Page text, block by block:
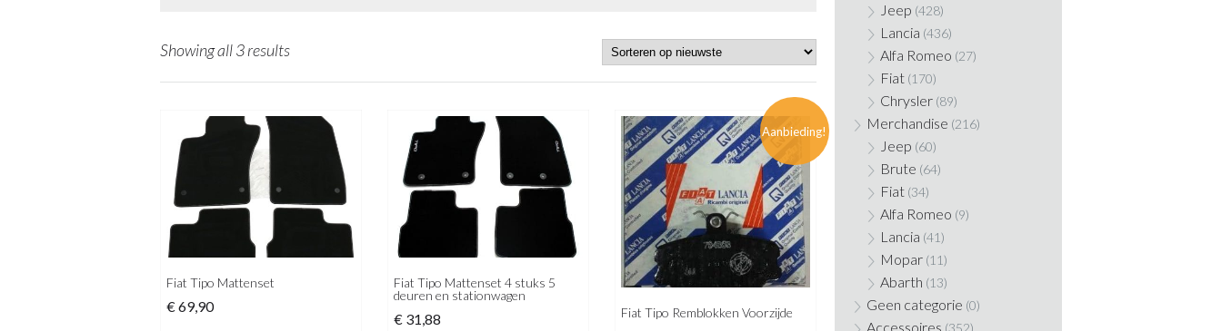
Showing all 3 results
Fiat Tipo Mattenset
€69,90
Fiat Tipo Mattenset 4 stuks 5
deuren en stationwagen
€ 31,88
Aanbieding!
Fiat Tipo Remblokken Voorzijde
Jeep (428)
Lancia (436)
Alfa Romeo (27)
Fiat (170)
Chrysler (89)
Merchandise (216)
Jeep (60)
Brute (64)
Fiat (34)
Alfa Romeo (9)
Lancia (41)
Mopar (11)
Abarth (13)
Geen categorie (0)
Accessoires (352)